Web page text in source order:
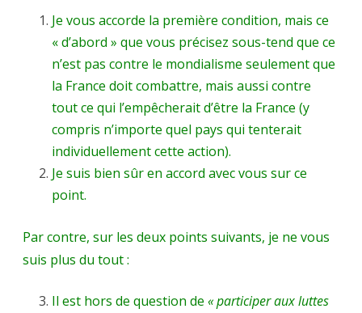
Je vous accorde la première condition, mais ce
« d’abord » que vous précisez sous-tend que ce
n’est pas contre le mondialisme seulement que
la France doit combattre, mais aussi contre
tout ce qui l’empêcherait d’être la France (y
compris n’importe quel pays qui tenterait
individuellement cette action).
Je suis bien sûr en accord avec vous sur ce
point.
Par contre, sur les deux points suivants, je ne vous
suis plus du tout :
Il est hors de question de « participer aux luttes